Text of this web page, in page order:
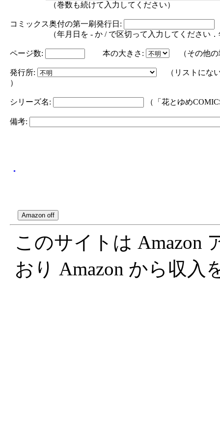
（巻数も続けて入力してください）
コミックス奥付の第一刷発行日:
（年月日を - か / で区切って入力してください．年
ページ数: 本の大きさ: （その他の
発行所:
（リストにな
）
シリーズ名: （「花とゆめ
備考:
このサイトは Amazon
おり Amazon から収入